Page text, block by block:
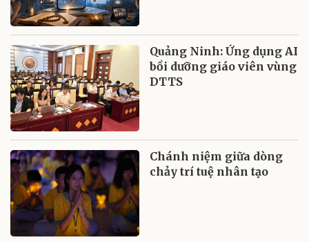
Quảng Ninh: Ứng dụng AI
bồi dưỡng giáo viên vùng
DTTS
Chánh niệm giữa dòng
chảy trí tuệ nhân tạo